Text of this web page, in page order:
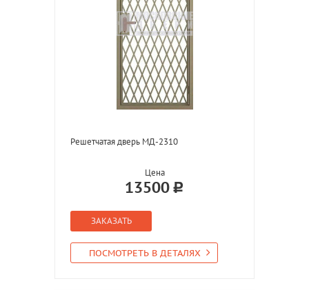
Решетчатая дверь МД-2310
Цена
13500
ЗАКАЗАТЬ
ПОСМОТРЕТЬ В ДЕТАЛЯХ